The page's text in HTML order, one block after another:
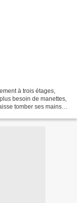
à trois étages,
besoin de manettes,
tomber ses mains